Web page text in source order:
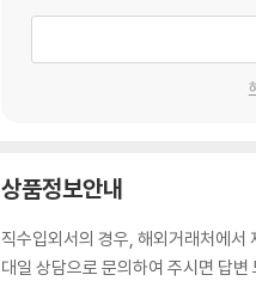
상품정보안내
직수입외서의 경우, 해외거래처에서
대일 상담으로 문의하여 주시면 답변